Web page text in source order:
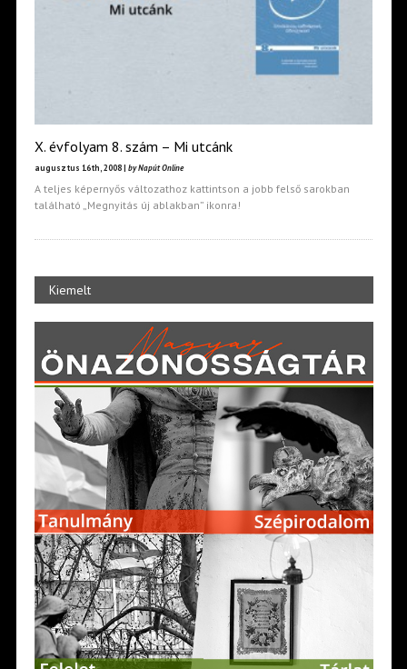
X. évfolyam 8. szám – Mi utcánk
augusztus 16th, 2008 | by Napút Online
A teljes képernyős változathoz kattintson a jobb felső sarokban
található „Megnyitás új ablakban” ikonra!
Kiemelt